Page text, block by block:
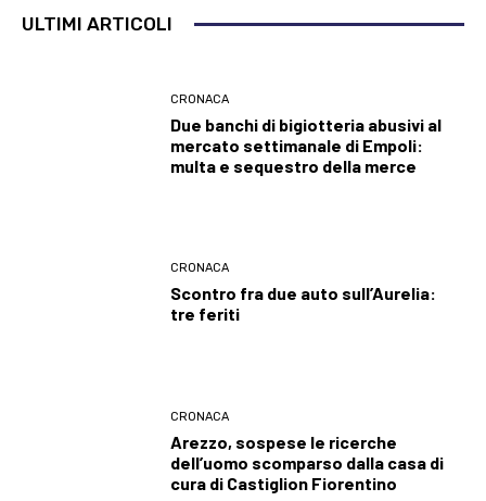
ULTIMI ARTICOLI
CRONACA
Due banchi di bigiotteria abusivi al
mercato settimanale di Empoli:
multa e sequestro della merce
CRONACA
Scontro fra due auto sull’Aurelia:
tre feriti
CRONACA
Arezzo, sospese le ricerche
dell’uomo scomparso dalla casa di
cura di Castiglion Fiorentino